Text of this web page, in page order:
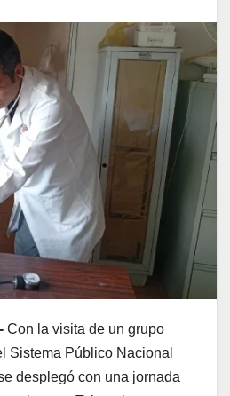
Con la visita de un grupo
Sistema Público Nacional
desplegó con una jornada